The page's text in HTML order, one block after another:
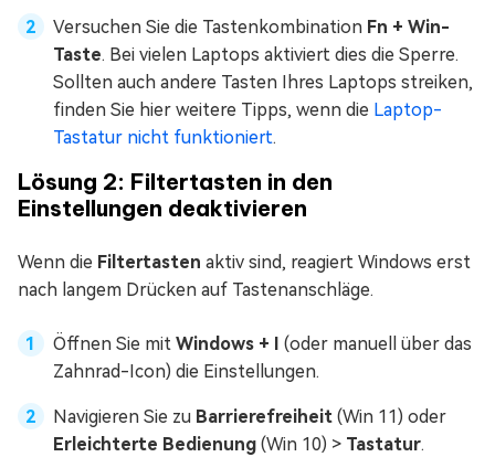
Versuchen Sie die Tastenkombination Fn + Win-
Taste. Bei vielen Laptops aktiviert dies die Sperre.
Sollten auch andere Tasten Ihres Laptops streiken,
finden Sie hier weitere Tipps, wenn die Laptop-
Tastatur nicht funktioniert.
Lösung 2: Filtertasten in den
Einstellungen deaktivieren
Wenn die Filtertasten aktiv sind, reagiert Windows erst
nach langem Drücken auf Tastenanschläge.
Öffnen Sie mit Windows + I
(oder manuell über das
Zahnrad-Icon) die Einstellungen.
Navigieren Sie zu Barrierefreiheit (Win 11) oder
Erleichterte Bedienung (Win 10) > Tastatur.